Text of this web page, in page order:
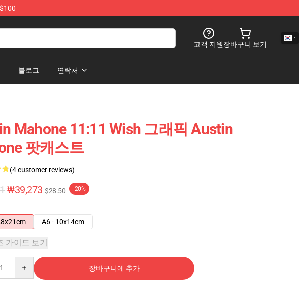
고객 지원장바구니 보기
블로그 연락처
Mahone 11:11 Wish 그래픽 Austin
팟캐스트
(4 customer reviews)
₩39,273 $28.50 -20%
A6 - 10x14cm
가이드 보기
장바구니에 추가